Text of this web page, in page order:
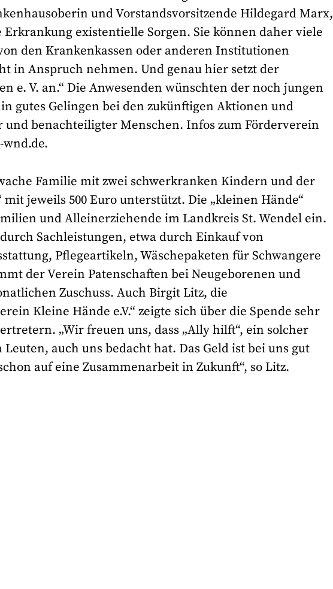
und Vorstandsvorsitzende Hildegard Marx,
existentielle Sorgen. Sie können daher viele
den Krankenkassen oder anderen Institutionen
in Anspruch nehmen. Und genau hier setzt der
e. V. an.“ Die Anwesenden wünschten der noch jungen
gutes Gelingen bei den zukünftigen Aktionen und
und benachteiligter Menschen. Infos zum Förderverein
Familie mit zwei schwerkranken Kindern und der
mit jeweils 500 Euro unterstützt. Die „kleinen Hände“
und Alleinerziehende im Landkreis St. Wendel ein.
Sachleistungen, etwa durch Einkauf von
Pflegeartikeln, Wäschepaketen für Schwangere
der Verein Patenschaften bei Neugeborenen und
Zuschuss. Auch Birgit Litz, die
Kleine Hände e.V.“ zeigte sich über die Spende sehr
„Wir freuen uns, dass „Ally hilft“, ein solcher
auch uns bedacht hat. Das Geld ist bei uns gut
auf eine Zusammenarbeit in Zukunft“, so Litz.